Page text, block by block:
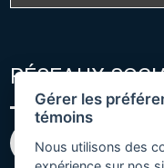
RÉSEAUX
Gérer les
témoins
Nous utilisons des